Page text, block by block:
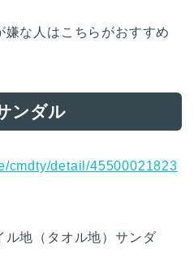
嫌な人はこちらがおすすめ
ンダル
cmdty/detail/45500021823
ル地（タオル地）サンダ